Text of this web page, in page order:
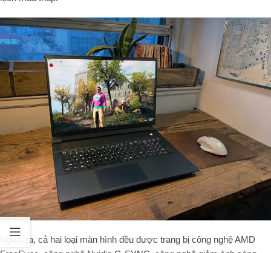
Ngoài ra, cả hai loại màn hình đều được trang bị công nghệ AMD